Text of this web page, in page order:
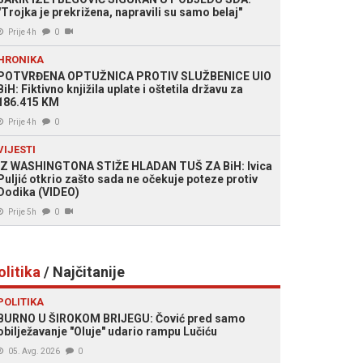
je prekrižena, napravili su samo belaj"
Prije 4h 0
OPTUŽNICA PROTIV SLUŽBENICE UIO
Fiktivno knjižila uplate i oštetila državu za
KM
Prije 4h 0
WASHINGTONA STIŽE HLADAN TUŠ ZA BiH: Ivica
otkrio zašto sada ne očekuje poteze protiv
(VIDEO)
Prije 5h 0
/ Najčitanije
U ŠIROKOM BRIJEGU: Čović pred samo
"Oluje" udario rampu Lučiću
05. Avg. 2026 0